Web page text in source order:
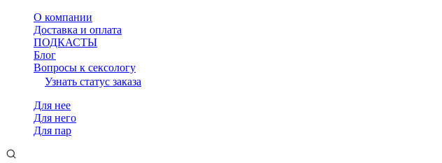
О компании
Доставка и оплата
ПОДКАСТЫ
Блог
Вопросы к сексологу
Узнать статус заказа
Для нее
Для него
Для пар